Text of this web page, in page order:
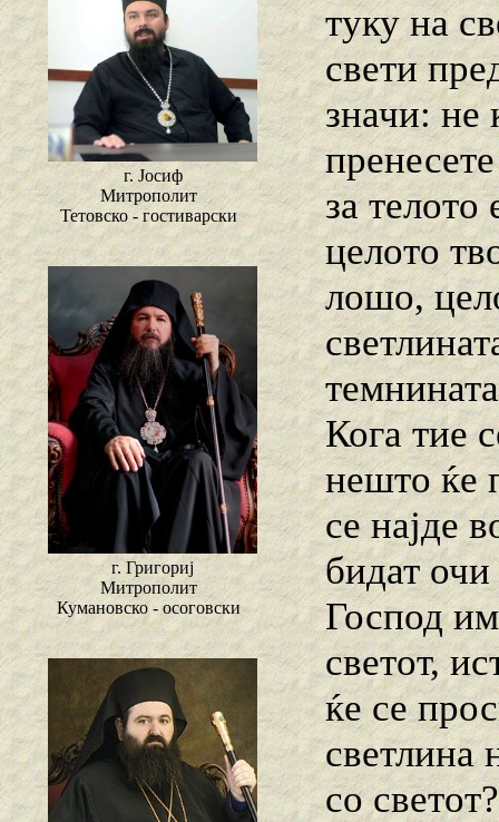
г. Јосиф
Митрополит
Тетовско - гостиварски
г. Григориј
Митрополит
Кумановско - осоговски
туку на
свети
значи: не
за телото
целото
лошо,
Кога тие
нешто ќе
се најде
бидат
Господ
светот,
ќе се
светлина
со